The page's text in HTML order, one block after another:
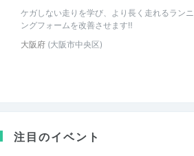
ケガしない走りを学び、より長く走れるランニ
ングフォームを改善させます‼️
大阪府 (大阪市中央区)
注目のイベント